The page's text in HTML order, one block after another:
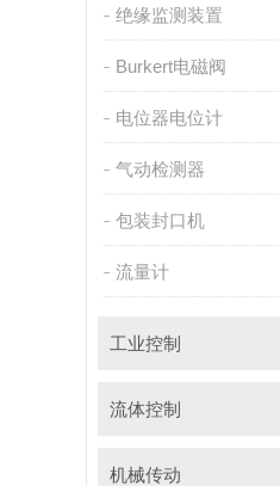
绝缘监测装置
Burkert电磁阀
电位器电位计
气动检测器
包装封口机
流量计
工业控制
流体控制
机械传动